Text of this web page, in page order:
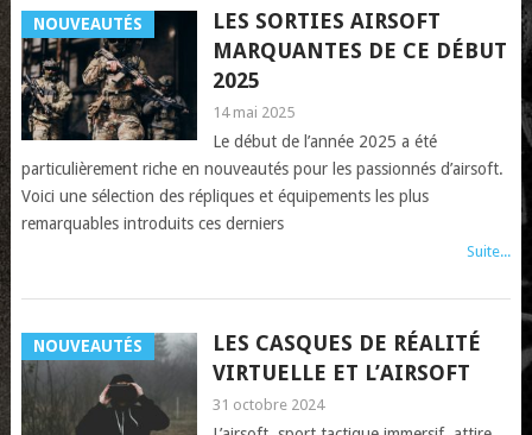
NOUVEAUTÉS
LES SORTIES AIRSOFT
MARQUANTES DE CE DÉBUT
2025
14 mai 2025
Le début de l’année 2025 a été
particulièrement riche en nouveautés pour les passionnés d’airsoft.
Voici une sélection des répliques et équipements les plus
remarquables introduits ces derniers
Suite...
NOUVEAUTÉS
LES CASQUES DE RÉALITÉ
VIRTUELLE ET L’AIRSOFT
31 octobre 2024